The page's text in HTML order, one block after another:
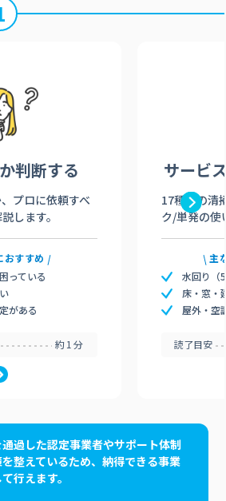
判断する
プロに依頼すべ
します。
おすすめ
っている
がある
約1分
サービ
17種類の清
ク/単発の使
主
水回り（
床・窓・
屋外・空
読了目安
過した認定事業者やサポート体制
整えているため、納得できる事業
行えます。